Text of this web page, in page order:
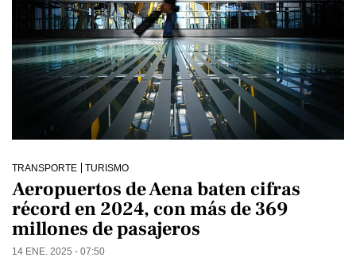
TRANSPORTE TURISMO
Aeropuertos de Aena baten cifras
récord en 2024, con más de 369
millones de pasajeros
14 ENE. 2025 - 07:50